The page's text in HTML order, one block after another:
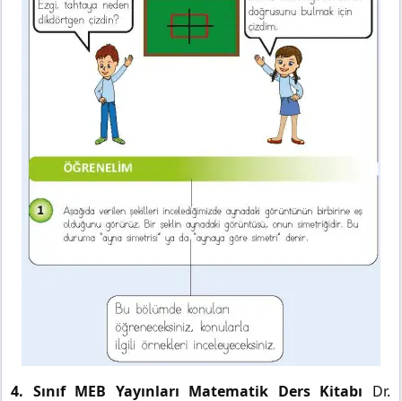
4. Sınıf MEB Yayınları Matematik Ders Kitabı Dr.